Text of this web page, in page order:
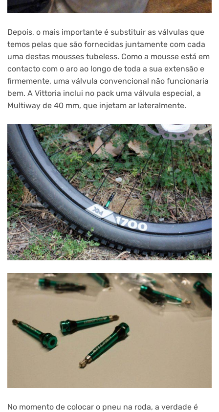
Depois, o mais importante é substituir as válvulas que
temos pelas que são fornecidas juntamente com cada
uma destas mousses tubeless. Como a mousse está em
contacto com o aro ao longo de toda a sua extensão e
firmemente, uma válvula convencional não funcionaria
bem. A Vittoria inclui no pack uma válvula especial, a
Multiway de 40 mm, que injetam ar lateralmente.
No momento de colocar o pneu na roda, a verdade é